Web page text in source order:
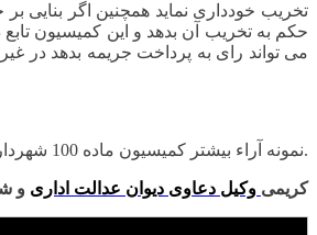
حکم به تخریب آن بدهد و این کمیسیون
می تواند رای به پرداخت جریمه بدهد
نمونه آراء بیشتر کمیسیون ماده 100 شهرداریکلیک کنید.
کریمی وکیل دعاوی دیوان عدالت اداری و